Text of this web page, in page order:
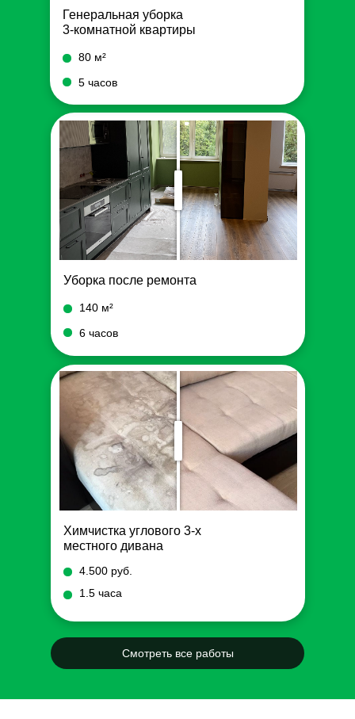
1.5 часа
Химчистка углового 3-х
местного дивана
4.500 руб.
6 часов
Уборка после ремонта
140 м²
5 часов
Генеральная уборка
3-комнатной квартиры
80 м²
Смотреть все работы